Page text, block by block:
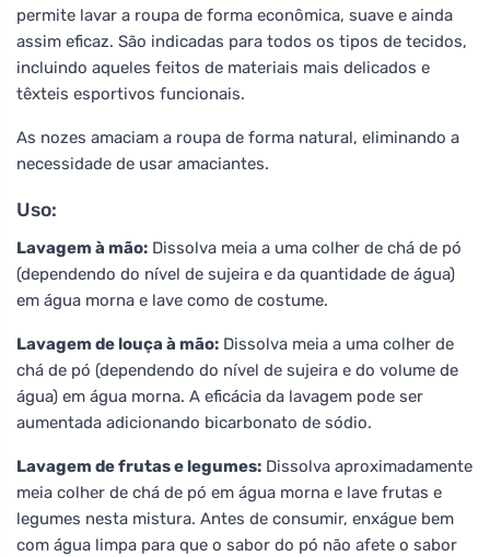
permite lavar a roupa de forma econômica, suave e ainda
assim eficaz. São indicadas para todos os tipos de tecidos,
incluindo aqueles feitos de materiais mais delicados e
têxteis esportivos funcionais.
As nozes amaciam a roupa de forma natural, eliminando a
necessidade de usar amaciantes.
Uso:
Lavagem à mão: Dissolva meia a uma colher de chá de pó
(dependendo do nível de sujeira e da quantidade de água)
em água morna e lave como de costume.
Lavagem de louça à mão: Dissolva meia a uma colher de
chá de pó (dependendo do nível de sujeira e do volume de
água) em água morna. A eficácia da lavagem pode ser
aumentada adicionando bicarbonato de sódio.
Lavagem de frutas e legumes: Dissolva aproximadamente
meia colher de chá de pó em água morna e lave frutas e
legumes nesta mistura. Antes de consumir, enxágue bem
com água limpa para que o sabor do pó não afete o sabor